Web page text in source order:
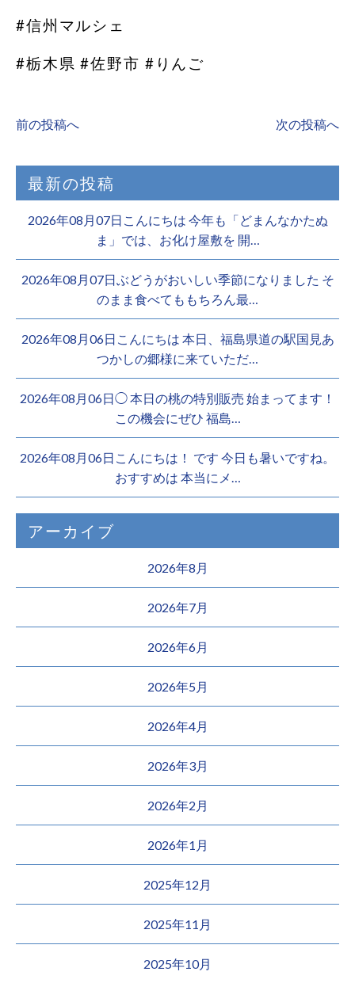
#信州マルシェ
#栃木県 #佐野市 #りんご
前の投稿へ 次の投稿へ
最新の投稿
2026年08月07日こんにちは 今年も「どまんなかたぬ
ま」では、お化け屋敷を 開…
2026年08月07日ぶどうがおいしい季節になりました そ
のまま食べてももちろん最…
2026年08月06日こんにちは 本日、福島県道の駅国見あ
つかしの郷様に来ていただ…
2026年08月06日◯ 本日の桃の特別販売 始まってます！
この機会にぜひ 福島…
2026年08月06日こんにちは！ です 今日も暑いですね。
おすすめは 本当にメ…
アーカイブ
2026年8月
2026年7月
2026年6月
2026年5月
2026年4月
2026年3月
2026年2月
2026年1月
2025年12月
2025年11月
2025年10月